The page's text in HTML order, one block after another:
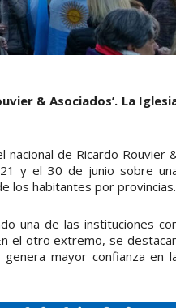
& Asociados’. La
de Ricardo Rouvier
y el 30 de junio sobre
los habitantes por provincias.
una de las instituciones
el otro extremo, se
mayor confianza en